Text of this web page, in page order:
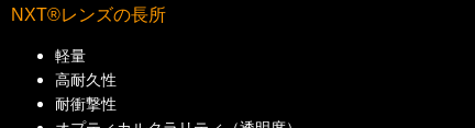
NXT®レンズの長所
軽量
高耐久性
耐衝撃性